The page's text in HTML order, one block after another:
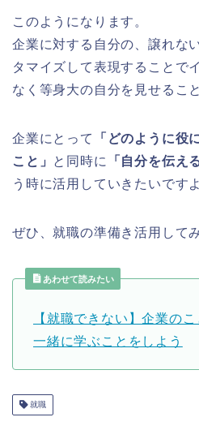
このようになります。
企業に対する自分の、譲れな
タマイズして表現することで
なく等身大の自分を見せるこ
企業にとって
「どのように役
こと」 と同時に 「自分を伝え
う時に活用していきたいです
ぜひ、就職の準備き活用して
あわせて読みたい
【就職できない】企業の
一緒に学ぶことをしよう
就職